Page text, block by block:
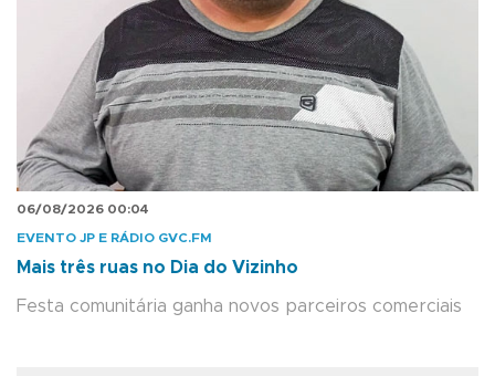
06/08/2026 00:04
EVENTO JP E RÁDIO GVC.FM
Mais três ruas no Dia do Vizinho
Festa comunitária ganha novos parceiros comerciais